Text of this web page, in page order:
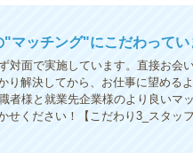
マッチング"にこだわってい
対面で実施しています。直接お会
り解決してから、お仕事に望める
者様と就業先企業様のより良いマ
ください！【こだわり3_スタッ